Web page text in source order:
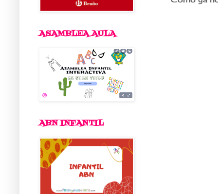
ASAMBLEA AULA
ABN INFANTIL